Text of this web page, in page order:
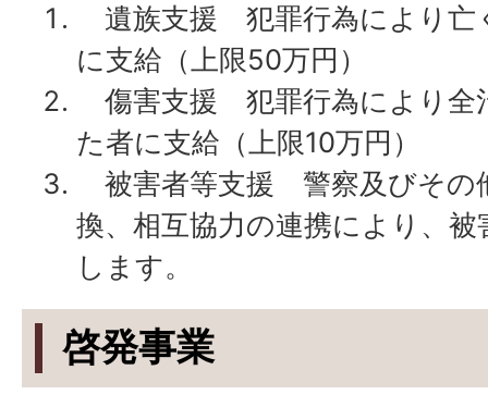
遺族支援 犯罪行為により亡
に支給（上限50万円）
傷害支援 犯罪行為により全
た者に支給（上限10万円）
被害者等支援 警察及びその
換、相互協力の連携により、
します。
啓発事業